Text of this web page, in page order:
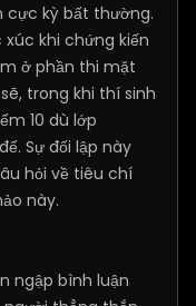
cực kỳ bất thường.
khi chứng kiến
ở phần thi mặt
trong khi thí sinh
10 dù lớp
Sự đối lập này
hỏi về tiêu chí
này.
ngập bình luận